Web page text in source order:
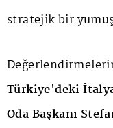
stratejik bir
Türkiye'deki
Oda Başkanı